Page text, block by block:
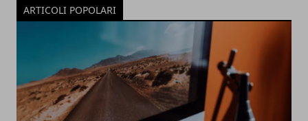
ARTICOLI POPOLARI